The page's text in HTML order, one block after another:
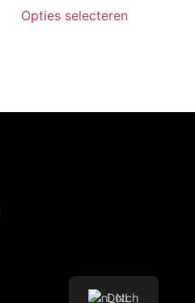
Opties selecteren
Dutch